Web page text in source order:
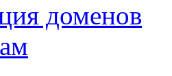
доменов